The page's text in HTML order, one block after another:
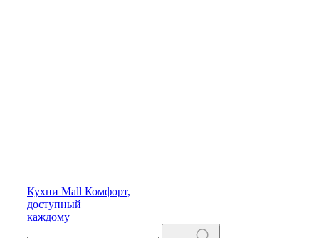
Кухни Mall Комфорт,
доступный
каждому